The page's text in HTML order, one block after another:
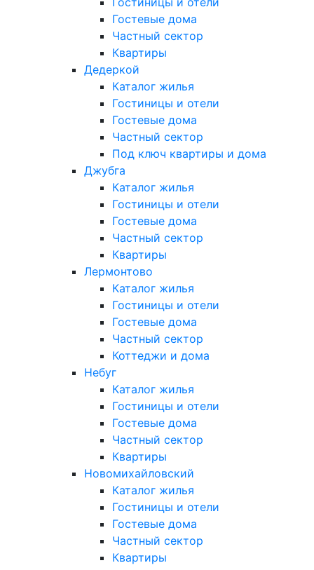
Гостевые дома
Частный сектор
Квартиры
Дедеркой
Каталог жилья
Гостиницы и отели
Гостевые дома
Частный сектор
Под ключ квартиры и дома
Джубга
Каталог жилья
Гостиницы и отели
Гостевые дома
Частный сектор
Квартиры
Лермонтово
Каталог жилья
Гостиницы и отели
Гостевые дома
Частный сектор
Коттеджи и дома
Небуг
Каталог жилья
Гостиницы и отели
Гостевые дома
Частный сектор
Квартиры
Новомихайловский
Каталог жилья
Гостиницы и отели
Гостевые дома
Частный сектор
Квартиры